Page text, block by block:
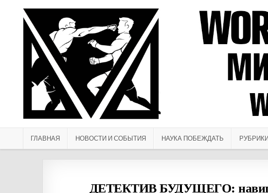
ГЛАВНАЯ НОВОСТИ И СОБЫТИЯ НАУКА ПОБЕЖДАТЬ
ДЕТЕКТИВ БУДУЩЕГО: